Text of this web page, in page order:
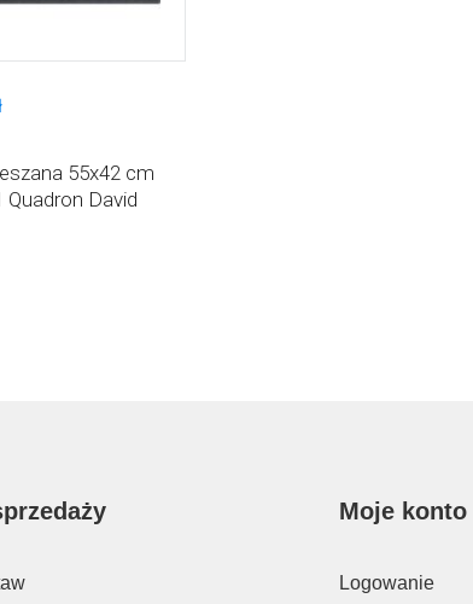
55x42 cm
Quadron David
Moje konto
Logowanie